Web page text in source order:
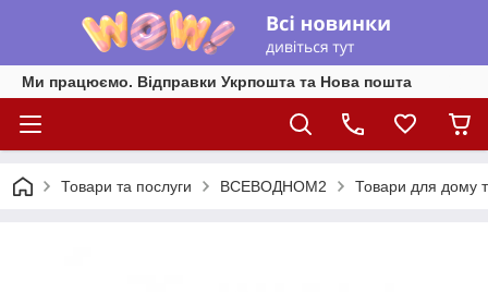
Ми працюємо. Відправки Укрпошта та Нова пошта
Товари та послуги ВСЕВОДНОМ2 Товари для дому